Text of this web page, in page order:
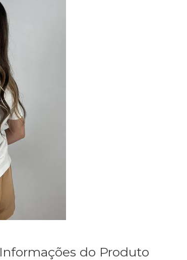
Informações do Produto